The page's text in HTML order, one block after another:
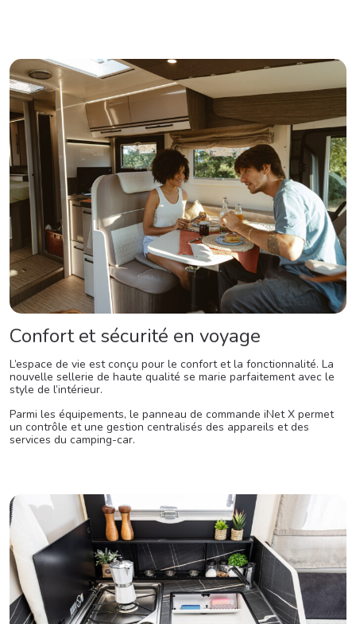
Confort et sécurité en voyage
L’espace de vie est conçu pour le confort et la fonctionnalité. La
nouvelle sellerie de haute qualité se marie parfaitement avec le
style de l’intérieur.
Parmi les équipements, le panneau de commande iNet X permet
un contrôle et une gestion centralisés des appareils et des
services du camping-car.